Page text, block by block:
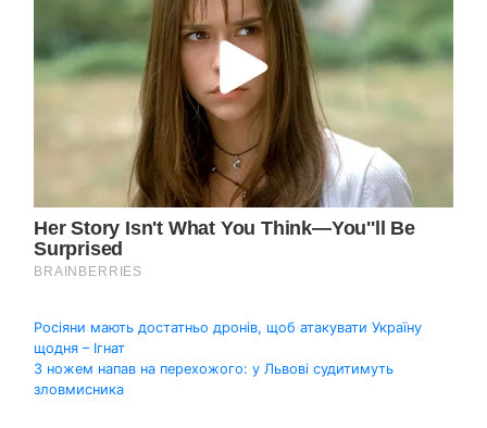
Навігація
записів
Росіяни мають достатньо дронів, щоб атакувати Україну
щодня – Ігнат
З ножем напав на перехожого: у Львові судитимуть
зловмисника